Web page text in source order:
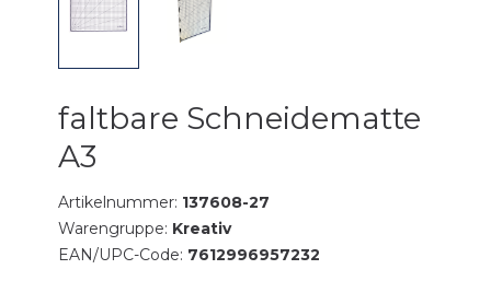
faltbare Schneidematte
A3
Artikelnummer: 137608-27
Warengruppe: Kreativ
EAN/UPC-Code: 7612996957232